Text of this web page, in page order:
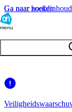
Ga naar hoofdinhoud
Ga naar zoeken
menu